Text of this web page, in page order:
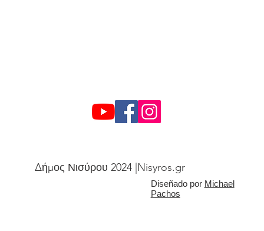
Δήμος Νισύρου 2024 |Nisyros.gr
Diseñado por Michael
Pachos